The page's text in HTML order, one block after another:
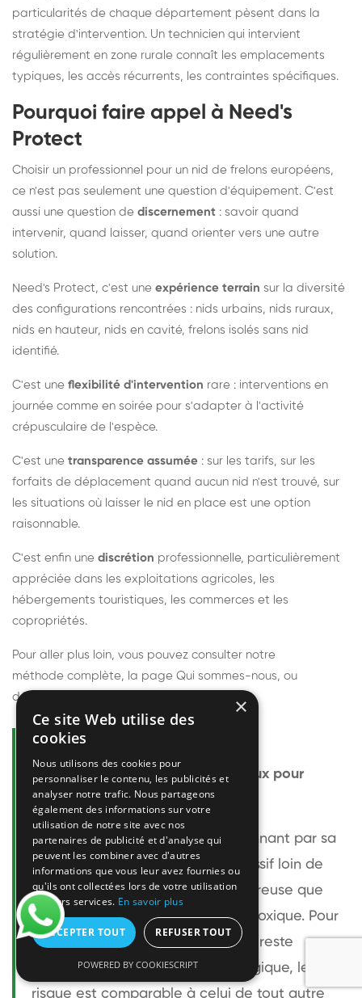
particularités de chaque département pèsent dans la
stratégie d'intervention. Un technicien qui intervient
régulièrement en zone rurale connaît les emplacements
typiques, les accès récurrents, les contraintes spécifiques.
Pourquoi faire appel à Need's
Protect
Choisir un professionnel pour un nid de frelons européens,
ce n'est pas seulement une question d'équipement. C'est
aussi une question de discernement : savoir quand
intervenir, quand laisser, quand orienter vers une autre
solution.
Need's Protect, c'est une expérience terrain sur la diversité
des configurations rencontrées : nids urbains, nids ruraux,
nids en hauteur, nids en cavité, frelons isolés sans nid
identifié.
C'est une flexibilité d'intervention rare : interventions en
journée comme en soirée pour s'adapter à l'activité
crépusculaire de l'espèce.
C'est une transparence assumée : sur les tarifs, sur les
forfaits de déplacement quand aucun nid n'est trouvé, sur
les situations où laisser le nid en place est une option
raisonnable.
C'est enfin une discrétion professionnelle, particulièrement
appréciée dans les exploitations agricoles, les
hébergements touristiques, les commerces et les
copropriétés.
Pour aller plus loin, vous pouvez consulter notre
méthode complète, la page Qui sommes-nous, ou
découvrir
Questions fréquentes
Le frelon européen est-il dangereux pour
l'homme ?
Le frelon européen est impressionnant par sa
taille mais relativement peu agressif loin de
son nid. Sa piqûre est plus douloureuse que
celle d'une guêpe sans être plus toxique. Pour
une personne non allergique, elle reste
bénigne. Pour une personne allergique, le
risque est comparable à celui de tout autre
×
Ce site Web utilise des
cookies
Nous utilisons des cookies pour
personnaliser le contenu, les publicités et
analyser notre trafic. Nous partageons
également des informations sur votre
utilisation de notre site avec nos
partenaires de publicité et d'analyse qui
peuvent les combiner avec d'autres
informations que vous leur avez fournies ou
qu'ils ont collectées lors de votre utilisation
de leurs services. En savoir plus
ACCEPTER TOUT REFUSER TOUT
POWERED BY COOKIESCRIPT